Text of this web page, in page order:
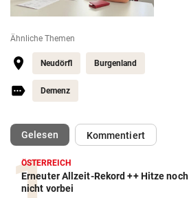
Ähnliche Themen
Neudörfl Burgenland
Demenz
Gelesen(ausgewählt)Kommentiert
ÖSTERREICH
Erneuter Allzeit-Rekord ++ Hitze noch
nicht vorbei